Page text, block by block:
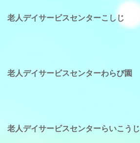
老人デイサービスセンターこしじ
老人デイサービスセンターわらび園
老人デイサービスセンターらいこうじ